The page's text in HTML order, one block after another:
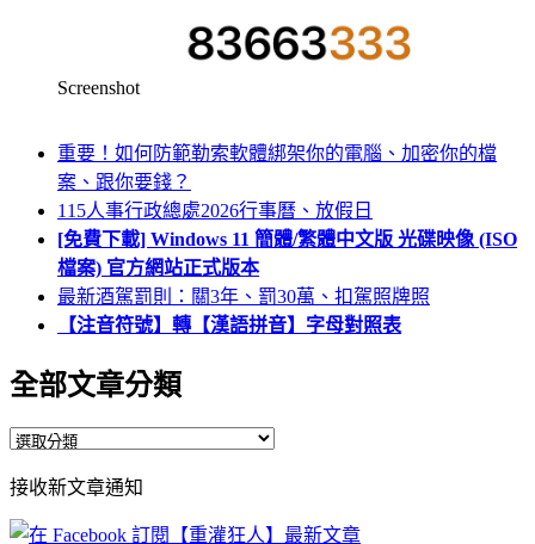
Screenshot
重要！如何防範勒索軟體綁架你的電腦、加密你的檔
案、跟你要錢？
115人事行政總處2026行事曆、放假日
[免費下載] Windows 11 簡體/繁體中文版 光碟映像 (ISO
檔案) 官方網站正式版本
最新酒駕罰則：關3年、罰30萬、扣駕照牌照
【注音符號】轉【漢語拼音】字母對照表
全部文章分類
全
文
章
接收新文章通知